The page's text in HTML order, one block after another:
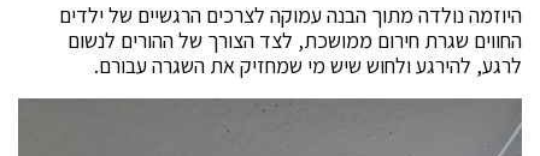
היוזמה נולדה מתוך הבנה עמוקה לצרכים הרגשיים של ילדים
החווים שגרת חירום ממושכת, לצד הצורך של ההורים לנשום
לרגע, להירגע ולחוש שיש מי שמחזיק את השגרה עבורם.